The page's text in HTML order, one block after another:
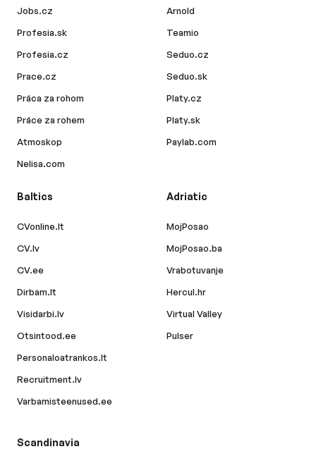
Jobs.cz
Profesia.sk
Profesia.cz
Prace.cz
Práca za rohom
Práce za rohem
Atmoskop
Nelisa.com
Arnold
Teamio
Seduo.cz
Seduo.sk
Platy.cz
Platy.sk
Paylab.com
Baltics
CVonline.lt
CV.lv
CV.ee
Dirbam.lt
Visidarbi.lv
Otsintood.ee
Personaloatrankos.lt
Recruitment.lv
Varbamisteenused.ee
Adriatic
MojPosao
MojPosao.ba
Vrabotuvanje
Hercul.hr
Virtual Valley
Pulser
Scandinavia